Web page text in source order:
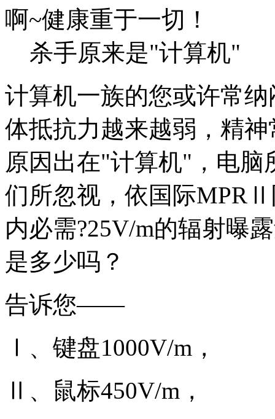
啊~健康重于一切！
杀手原来是"计算机"
计算机一族的您或许常
体抵抗力越来越弱，精
原因出在"计算机"，电脑
们所忽视，依国际
内必需?25V/m的辐射曝
是多少吗？
告诉您——
Ⅰ、键盘1000V/m，
Ⅱ、鼠标450V/m，